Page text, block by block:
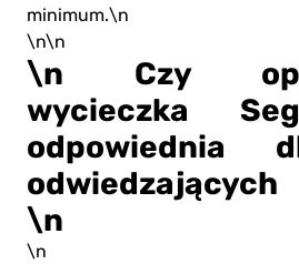
minimum.\n
\n\n
\n Czy
wycieczka
odpowiednia
\n
\n